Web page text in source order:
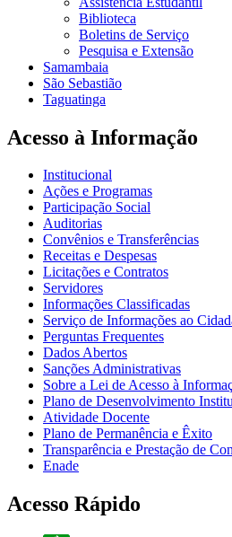
Biblioteca
Boletins de Serviço
Pesquisa e Extensão
Samambaia
São Sebastião
Taguatinga
Acesso à Informação
Institucional
Ações e Programas
Participação Social
Auditorias
Convênios e Transferências
Receitas e Despesas
Licitações e Contratos
Servidores
Informações Classificadas
Serviço de Informações ao
Perguntas Frequentes
Dados Abertos
Sanções Administrativas
Sobre a Lei de Acesso à
Plano de Desenvolvimento
Atividade Docente
Plano de Permanência e Êxito
Transparência e Prestação de
Enade
Acesso Rápido